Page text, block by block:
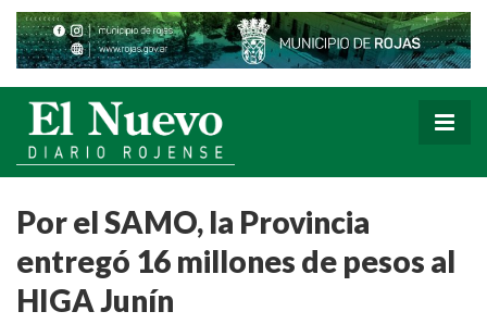
Por el SAMO, la Provincia
entregó 16 millones de pesos al
HIGA Junín